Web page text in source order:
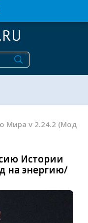
Мира v 2.24.2 (Мод
Истории
на энергию/